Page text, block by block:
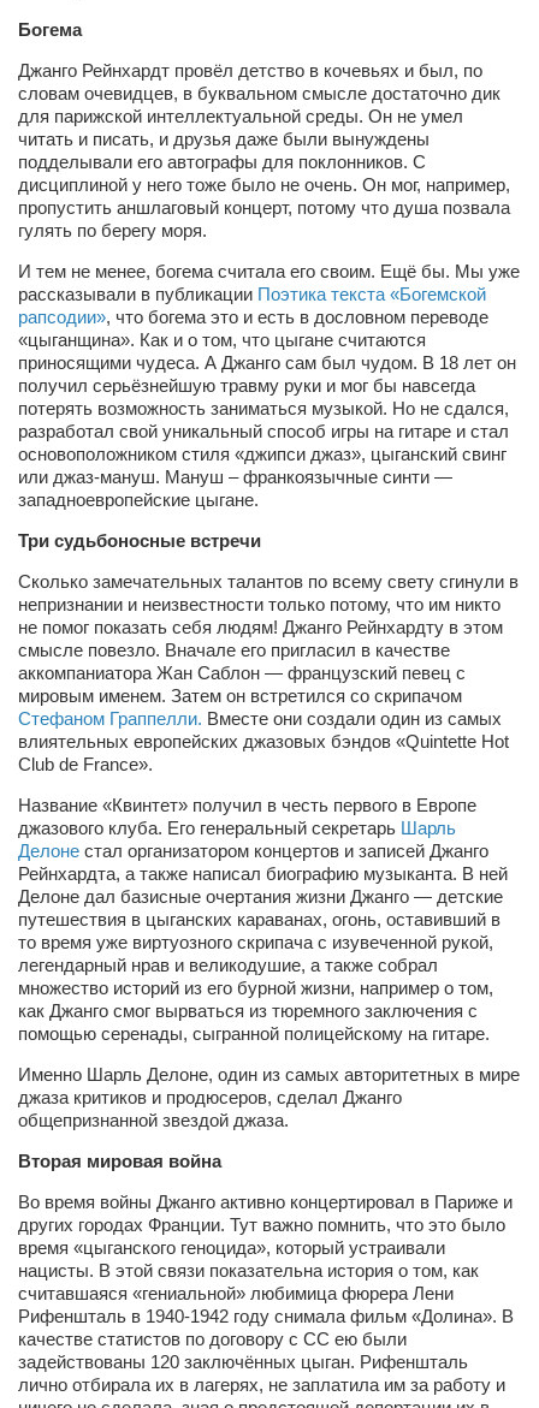
Барды
Владимир Айзенберг
Игорь Добровольский
Ольга Козаченко
Александра Скорук
Евгений Полюхович
Ольга Чикина
Бизнес-партнёры
Здоровье
Врач психиатр–нарколог Анплеев А.Б.
городская клиническая больница №4
Оптика — Медтехника
Тенториум -центр независимых дистрибьюторов
Кафе, клубы, рестораны
«Винегрет» — демократичный ресторан
Магазины
«CYCLE GARAGE» — магазин велосипедов
«Книголюб» — супермаркет
Багетный двор
МАГАЗИН СТИХОВ НА ЗАКАЗ
«Павел» — магазин мужской одежды
«Траверс» — экипировочный центр
Журналисты
Александр Гвоздик
Александр Кугук
Музыканты
Евгений Касьяненко
Сергей Коноз
Денис Федченко
Богема
Джанго Рейнхардт провёл детство в кочевьях и был, по
словам очевидцев, в буквальном смысле достаточно дик
для парижской интеллектуальной среды. Он не умел
читать и писать, и друзья даже были вынуждены
подделывали его автографы для поклонников. С
дисциплиной у него тоже было не очень. Он мог, например,
пропустить аншлаговый концерт, потому что душа позвала
гулять по берегу моря.
И тем не менее, богема считала его своим. Ещё бы. Мы уже
рассказывали в публикации Поэтика текста «Богемской
рапсодии», что богема это и есть в дословном переводе
«цыганщина». Как и о том, что цыгане считаются
приносящими чудеса. А Джанго сам был чудом. В 18 лет он
получил серьёзнейшую травму руки и мог бы навсегда
потерять возможность заниматься музыкой. Но не сдался,
разработал свой уникальный способ игры на гитаре и стал
основоположником стиля «джипси джаз», цыганский свинг
или джаз-мануш. Мануш – франкоязычные синти —
западноевропейские цыгане.
Три судьбоносные встречи
Сколько замечательных талантов по всему свету сгинули в
непризнании и неизвестности только потому, что им никто
не помог показать себя людям! Джанго Рейнхардту в этом
смысле повезло. Вначале его пригласил в качестве
аккомпаниатора Жан Саблон — французский певец с
мировым именем. Затем он встретился со скрипачом
Стефаном Граппелли. Вместе они создали один из самых
влиятельных европейских джазовых бэндов «Quintette Hot
Club de France».
Название «Квинтет» получил в честь первого в Европе
джазового клуба. Его генеральный секретарь Шарль
Делоне стал организатором концертов и записей Джанго
Рейнхардта, а также написал биографию музыканта. В ней
Делоне дал базисные очертания жизни Джанго — детские
путешествия в цыганских караванах, огонь, оставивший в
то время уже виртуозного скрипача с изувеченной рукой,
легендарный нрав и великодушие, а также собрал
множество историй из его бурной жизни, например о том,
как Джанго смог вырваться из тюремного заключения с
помощью серенады, сыгранной полицейскому на гитаре.
Именно Шарль Делоне, один из самых авторитетных в мире
джаза критиков и продюсеров, сделал Джанго
общепризнанной звездой джаза.
Вторая мировая война
Во время войны Джанго активно концертировал в Париже и
других городах Франции. Тут важно помнить, что это было
время «цыганского геноцида», который устраивали
нацисты. В этой связи показательна история о том, как
считавшаяся «гениальной» любимица фюрера Лени
Рифеншталь в 1940-1942 году снимала фильм «Долина». В
качестве статистов по договору с СС ею были
задействованы 120 заключённых цыган. Рифеншталь
лично отбирала их в лагерях, не заплатила им за работу и